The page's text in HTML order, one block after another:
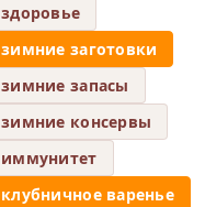
здоровье
зимние заготовки
зимние запасы
зимние консервы
иммунитет
клубничное варенье